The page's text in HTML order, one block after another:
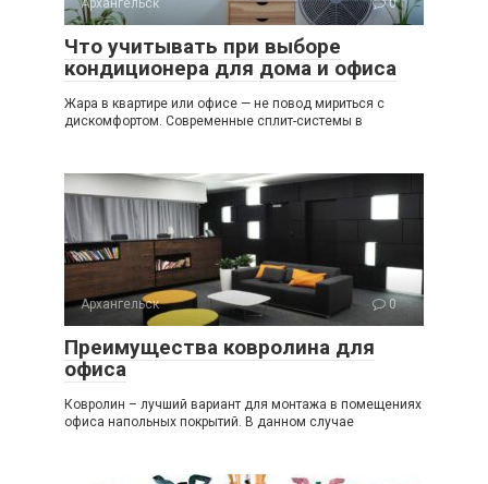
Архангельск 0
Что учитывать при выборе
кондиционера для дома и офиса
Жара в квартире или офисе — не повод мириться с
дискомфортом. Современные сплит-системы в
Архангельск 0
Преимущества ковролина для
офиса
Ковролин – лучший вариант для монтажа в помещениях
офиса напольных покрытий. В данном случае